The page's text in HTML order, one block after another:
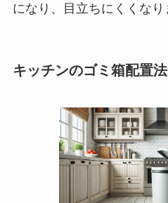
になり、目立ちにくくなり
キッチンのゴミ箱配置法